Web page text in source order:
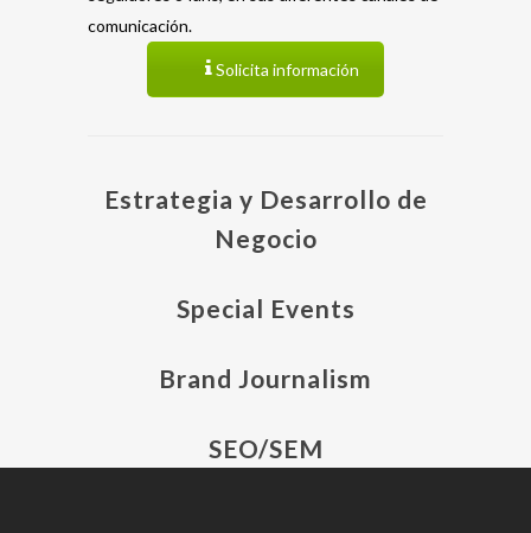
comunicación.
Solicita información
Estrategia y Desarrollo de
Negocio
Special Events
Brand Journalism
SEO/SEM